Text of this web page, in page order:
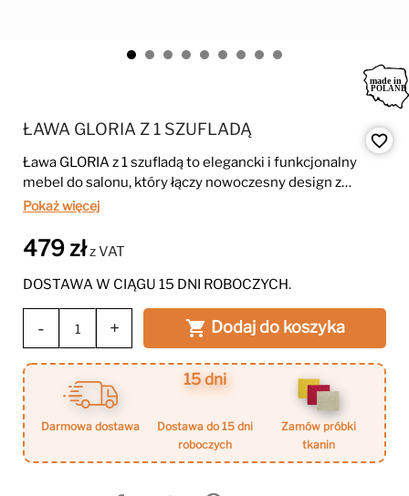
ŁAWA GLORIA Z 1 SZUFLADĄ
Ława GLORIA z 1 szufladą to elegancki i funkcjonalny
mebel do salonu, który łączy nowoczesny design z
praktycznym przechowywaniem. Naturalna struktura
charakteru.
Pokaż więcej
479 złz VAT
DOSTAWA W CIĄGU 15 DNI ROBOCZYCH.
- +  Dodaj do koszyka
darmowa dostawa
15 dni
dostawa do 15 dni
roboczych
zamów próbki
tkanin
favorite_border